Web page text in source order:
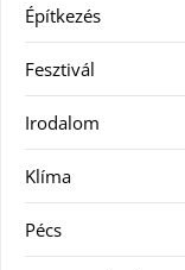
Építkezés
Fesztivál
Irodalom
Klíma
Pécs